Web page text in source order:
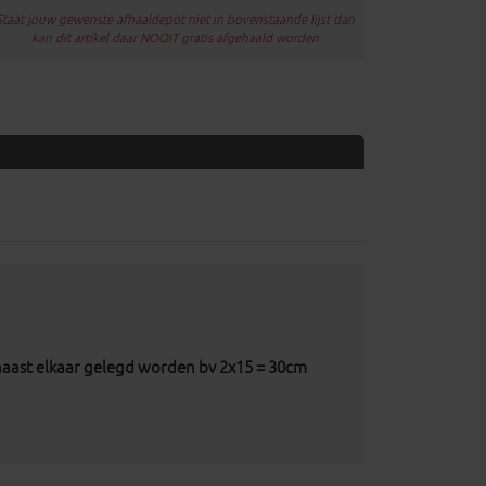
jouw gewenste afhaaldepot niet in bovenstaande lijst dan
kan dit artikel daar NOOIT gratis afgehaald worden
elkaar gelegd worden bv 2x15 = 30cm